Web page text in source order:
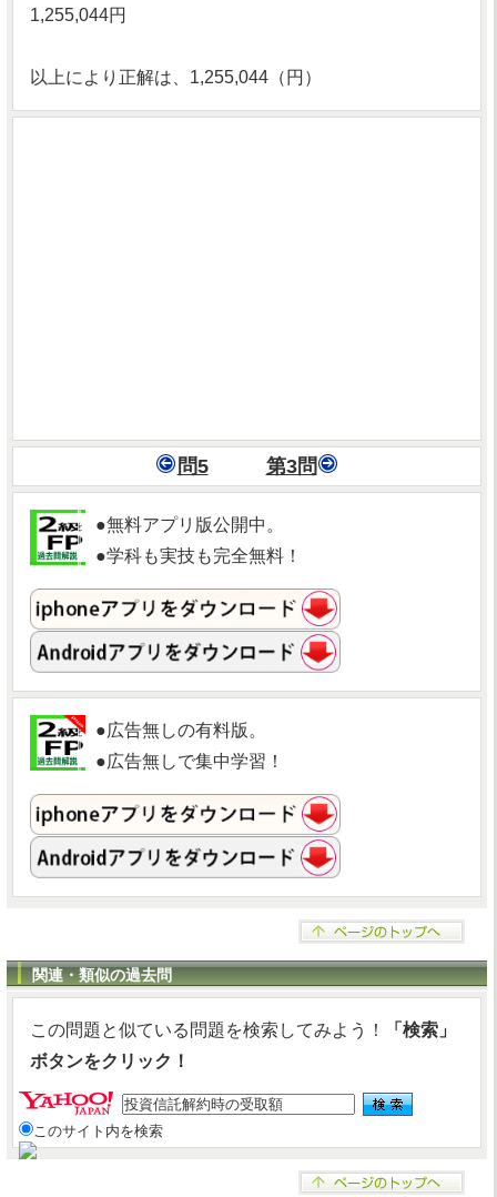
1,255,044円
以上により正解は、1,255,044（円）
問5 第3問
●無料アプリ版公開中。
●学科も実技も完全無料！
●広告無しの有料版。
●広告無しで集中学習！
関連・類似の過去問
この問題と似ている問題を検索してみよう！
「検索」
ボタンをクリック！
このサイト内を検索